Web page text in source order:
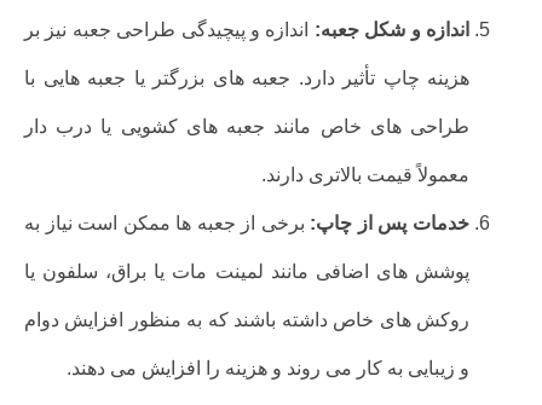
اندازه و شکل جعبه: اندازه و پیچیدگی طراحی جعبه نیز بر
هزینه چاپ تأثیر دارد. جعبه های بزرگتر یا جعبه هایی با
طراحی های خاص مانند جعبه های کشویی یا درب دار
معمولاً قیمت بالاتری دارند.
خدمات پس از چاپ: برخی از جعبه ها ممکن است نیاز به
پوشش های اضافی مانند لمینت مات یا براق، سلفون یا
روکش های خاص داشته باشند که به منظور افزایش دوام
و زیبایی به کار می روند و هزینه را افزایش می دهند.